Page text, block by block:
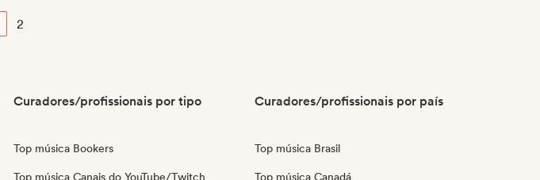
2
Curadores/profissionais por tipo
Top música Bookers
Top música Canais do YouTube/Twitch
Curadores/profissionais por país
Top música Brasil
Top música Canadá